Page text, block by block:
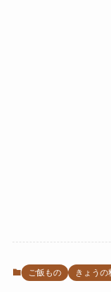
ご飯もの きょう